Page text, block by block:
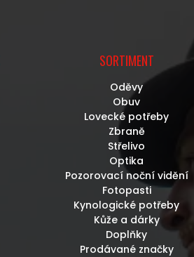
SORTIMENT
Oděvy
Obuv
Lovecké potřeby
Zbraně
Střelivo
Optika
Pozorovací noční vidění
Fotopasti
Kynologické potřeby
Kůže a dárky
Doplňky
Prodávané značky